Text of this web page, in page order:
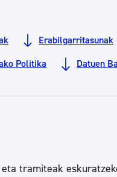
Erabilgarritasunak
Politika Datuen
tramiteak